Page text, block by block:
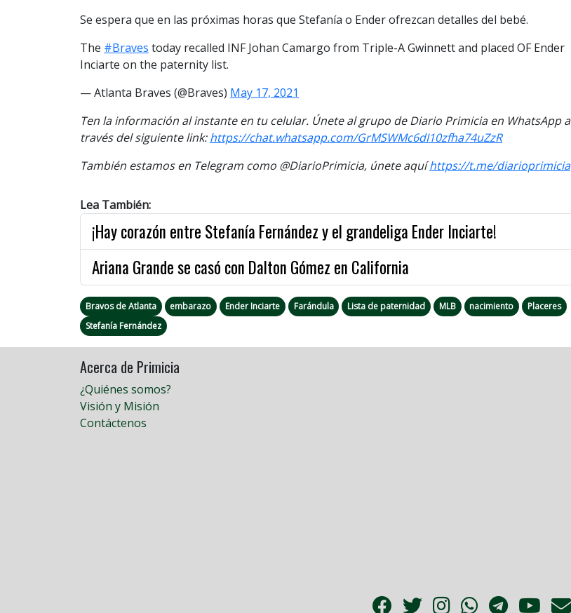
Se espera que en las próximas horas que Stefanía o Ender ofrezcan detalles del bebé.
The #Braves today recalled INF Johan Camargo from Triple-A Gwinnett and placed OF Ender
Inciarte on the paternity list.
— Atlanta Braves (@Braves) May 17, 2021
Ten la información al instante en tu celular. Únete al grupo de Diario Primicia en WhatsApp a
través del siguiente link:https://chat.whatsapp.com/GrMSWMc6dI10zfha74uZzR
También estamos en Telegram como @DiarioPrimicia, únete aquíhttps://t.me/diarioprimicia
Lea También:
¡Hay corazón entre Stefanía Fernández y el grandeliga Ender Inciarte!
Ariana Grande se casó con Dalton Gómez en California
Bravos de Atlanta embarazo Ender Inciarte Farándula Lista de paternidad MLB nacimiento
Placeres
Stefanía Fernández
Acerca de Primicia
¿Quiénes somos?
Visión y Misión
Contáctenos